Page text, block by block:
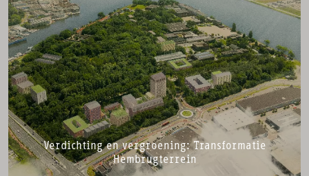
Verdichting en vergroening: Transformatie
Hembrugterrein